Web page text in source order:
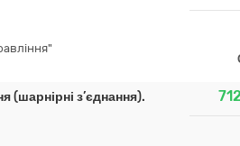
з’єднання).